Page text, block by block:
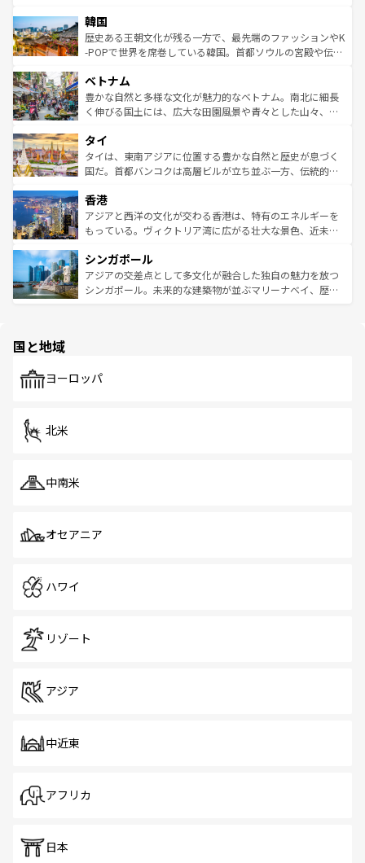
ワイを、存分に味わってほしい。 なお、新着のハワイ情報
はコンテンツ一覧を参照してほしい。
いる。アクティビティも充実しており、サーフィンやダイ
ビング、ハイキングなど、アウトドア好きにはたまらな
い。オーストラリアの多彩な魅力を存分に味わいつくそ
参照してほしい。
ン）、静ひつな山岳地帯である台湾東部など、都市の喧騒
と山間の静けさが共存しており、訪れる人に新しい発見と
驚きをもたらしてくれる。また、奥深い台湾の食文化も魅
容にもいいと評判のスイーツなど、バラエティ豊かな料理
が味わえる。 なお、新着の台湾情報は コンテンツ一覧を参
照してほしい。
韓国
歴史ある王朝文化が残る一方で、最先端のファッションやK
-POPで世界を席巻している韓国。首都ソウルの宮殿や伝統
き、地方に足を延ばせば四季折々の自然美を楽しむことが
できる。そして、キムチや焼肉、絶品のストリートフード
まで、さまざまな韓国料理が待っている。夜には、韓国な
リティに包まれながら、韓国の多彩な魅力を心ゆくまで味
わってみてほしい。 なお、新着の韓国情報はコンテンツ一
覧を参照してほしい。
ベトナム
豊かな自然と多様な文化が魅力的なベトナム。南北に細長
く伸びる国土には、広大な田園風景や青々とした山々、世
急速な発展と共に伝統が息づく。ハノイの古い町並みやホ
ーチミン市のフランス統治時代の建物も、独特の雰囲気を
醸し出している。また、バラエティの豊かさとおいしさで
とつ。フォーやバインミー、ベトナムコーヒーなどは、ぜ
ひ現地で味わいたい。どの地域を訪れてもあたたかい人々
が旅行者を迎えてくれるので、きっと忘れられない旅にな
参照してほしい。
タイ
タイは、東南アジアに位置する豊かな自然と歴史が息づく
国だ。首都バンコクは高層ビルが立ち並ぶ一方、伝統的な
の活気が交差している。北部ではチェンマイなどの山岳地
帯で自然と触れ合い、南部ではプーケットやクラビの美し
いビーチでリゾート気分を楽しむことができる。タイ料理
激する。気候は一年中温暖で、どの季節にも異なる楽しみ
が待っている。親しみやすいタイの人々、仏教を中心とし
た文化、そして多様な観光資源が、訪れる旅人を魅了し続
香港
アジアと西洋の文化が交わる香港は、特有のエネルギーを
もっている。ヴィクトリア湾に広がる壮大な景色、近未来
み、どこを訪れても感動するはず。観光スポットが密集し
ており、効率よく見どころを回れるのも魅力。息をのむよ
うな絶景から文化的な体験まで、香港を存分に楽しみ尽く
シンガポール
アジアの交差点として多文化が融合した独自の魅力を放つ
シンガポール。未来的な建築物が並ぶマリーナベイ、歴史
で、ホーカーズは地元の風情を楽しめる外せないスポット
国と地域
ヨーロッパ
北米
中南米
オセアニア
ハワイ
リゾート
アジア
中近東
アフリカ
日本